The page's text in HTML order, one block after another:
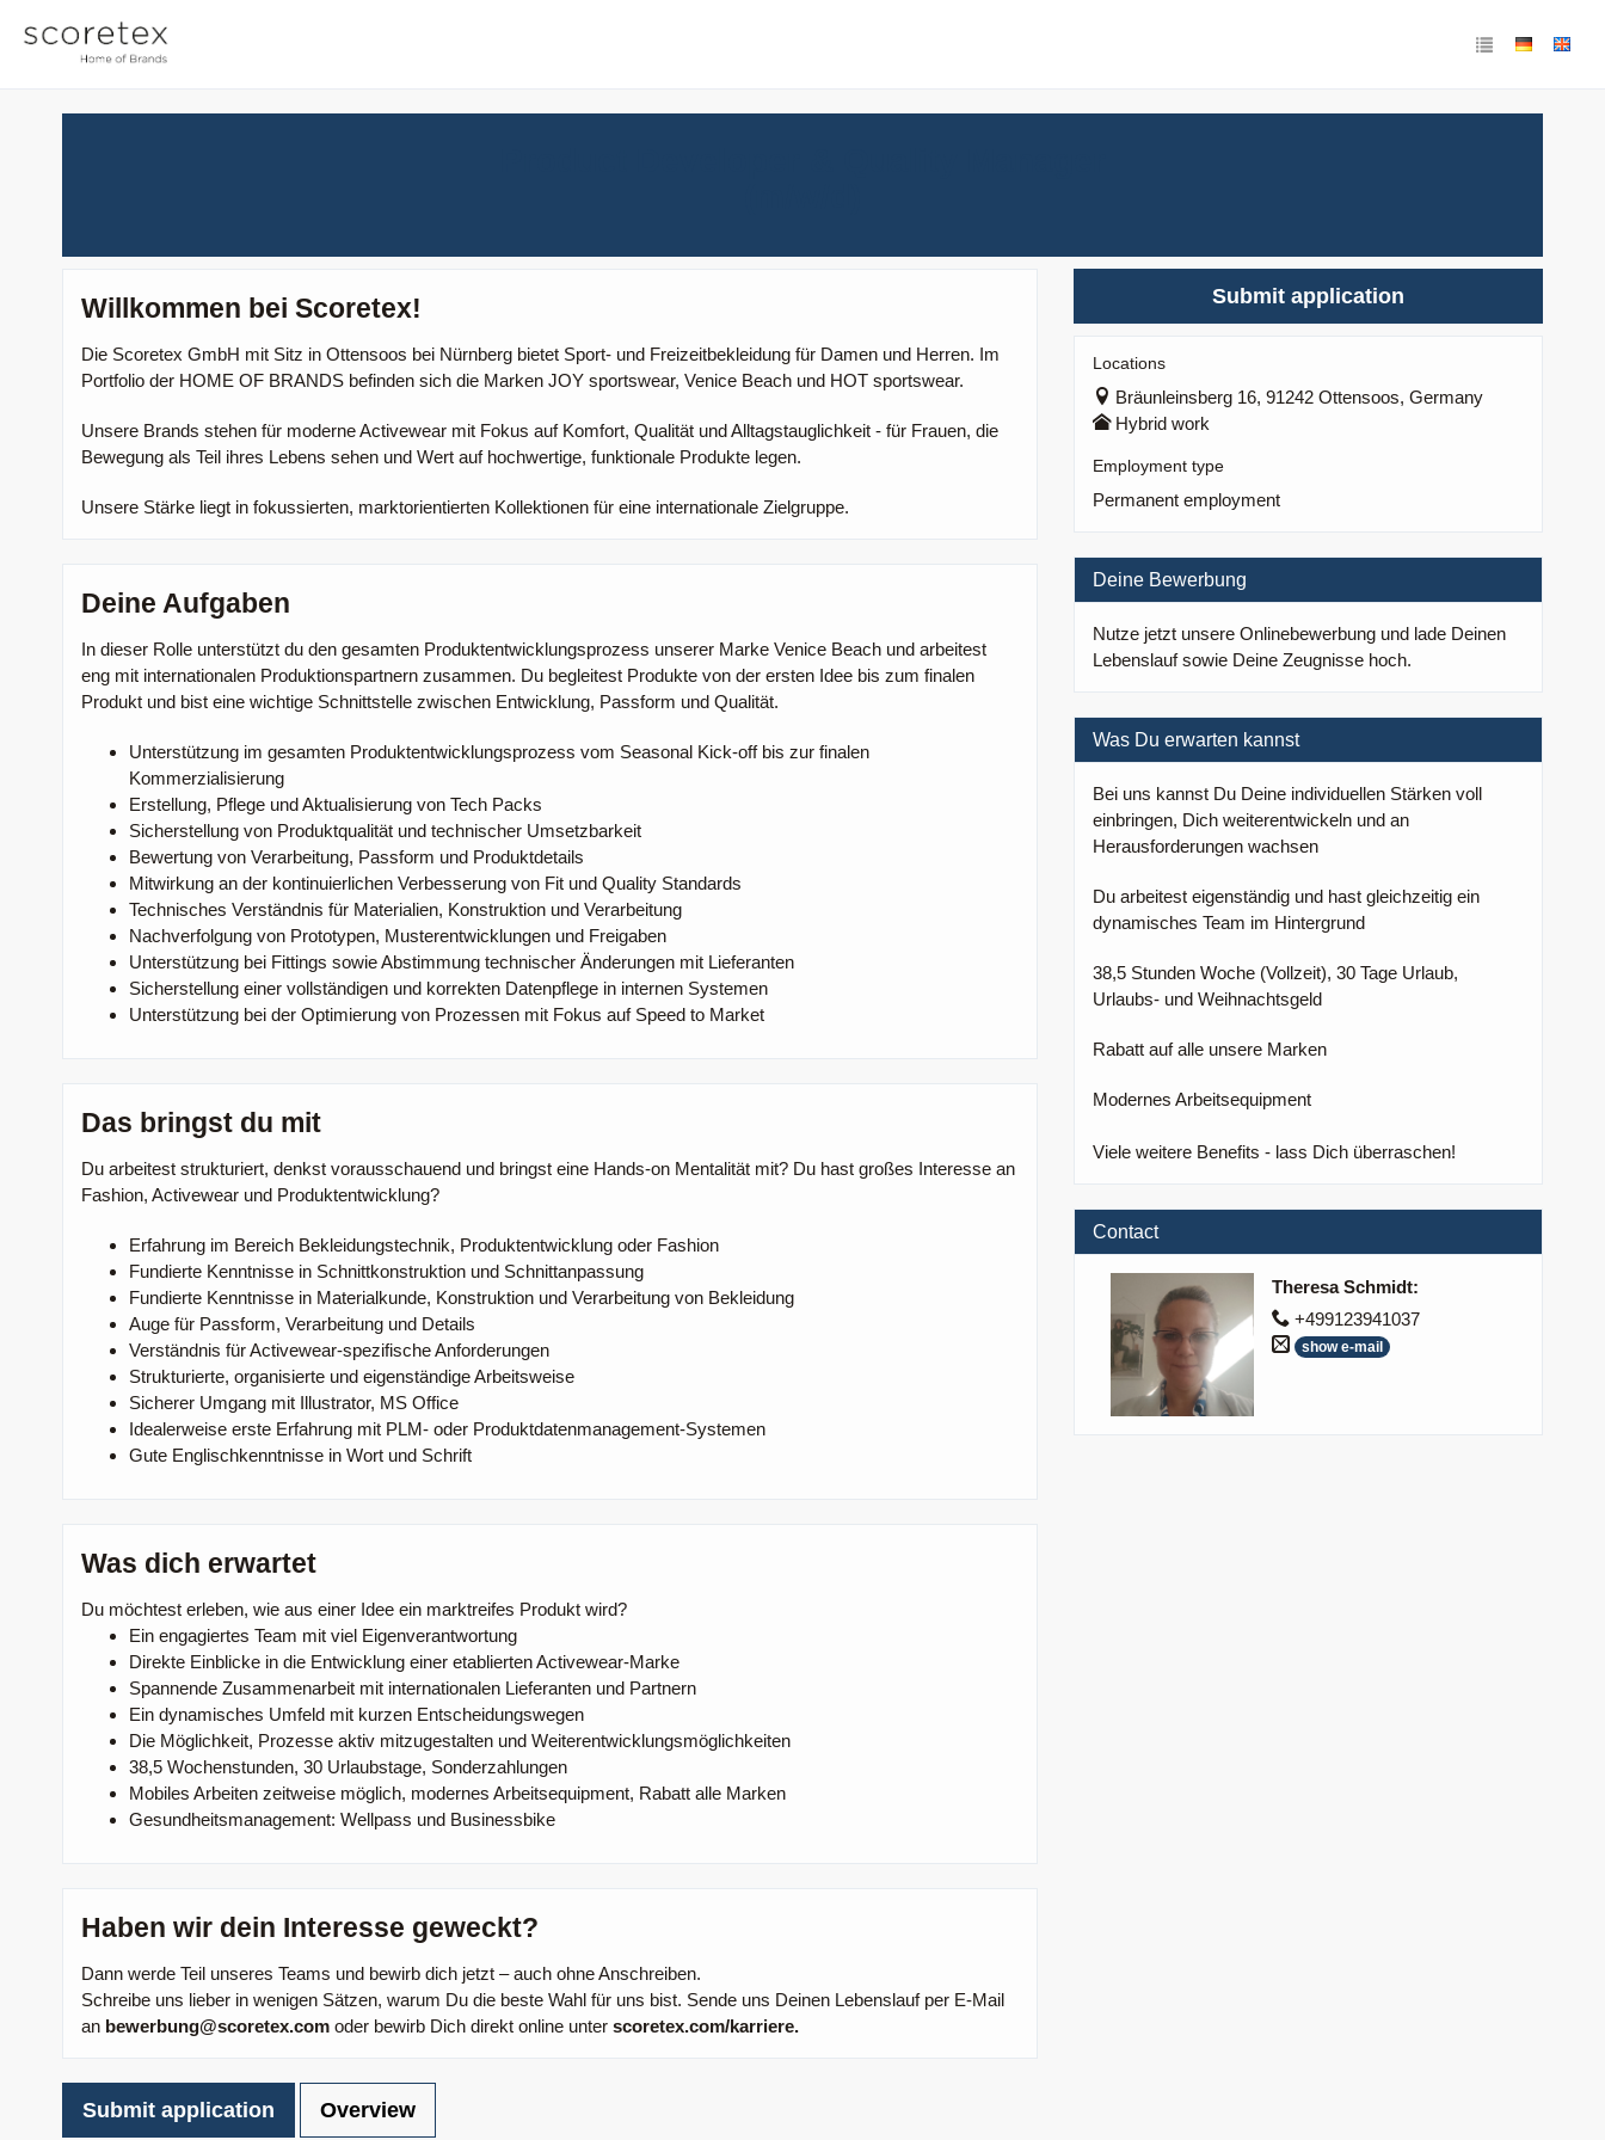
Willkommen bei Scoretex!
Die Scoretex GmbH mit Sitz in Ottensoos bei Nürnberg bietet Sport- und Freizeitbekleidung für Damen und Herren. Im
Portfolio der HOME OF BRANDS befinden sich die Marken JOY sportswear, Venice Beach und HOT sportswear.
Unsere Brands stehen für moderne Activewear mit Fokus auf Komfort, Qualität und Alltagstauglichkeit - für Frauen, die
Bewegung als Teil ihres Lebens sehen und Wert auf hochwertige, funktionale Produkte legen.
Unsere Stärke liegt in fokussierten, marktorientierten Kollektionen für eine internationale Zielgruppe.
Deine Aufgaben
In dieser Rolle unterstützt du den gesamten Produktentwicklungsprozess unserer Marke Venice Beach und arbeitest
eng mit internationalen Produktionspartnern zusammen. Du begleitest Produkte von der ersten Idee bis zum finalen
Produkt und bist eine wichtige Schnittstelle zwischen Entwicklung, Passform und Qualität.
Unterstützung im gesamten Produktentwicklungsprozess vom Seasonal Kick-off bis zur finalen
Kommerzialisierung
Erstellung, Pflege und Aktualisierung von Tech Packs
Sicherstellung von Produktqualität und technischer Umsetzbarkeit
Bewertung von Verarbeitung, Passform und Produktdetails
Mitwirkung an der kontinuierlichen Verbesserung von Fit und Quality Standards
Technisches Verständnis für Materialien, Konstruktion und Verarbeitung
Nachverfolgung von Prototypen, Musterentwicklungen und Freigaben
Unterstützung bei Fittings sowie Abstimmung technischer Änderungen mit Lieferanten
Sicherstellung einer vollständigen und korrekten Datenpflege in internen Systemen
Unterstützung bei der Optimierung von Prozessen mit Fokus auf Speed to Market
Das bringst du mit
Du arbeitest strukturiert, denkst vorausschauend und bringst eine Hands-on Mentalität mit? Du hast großes Interesse an
Fashion, Activewear und Produktentwicklung?
Erfahrung im Bereich Bekleidungstechnik, Produktentwicklung oder Fashion
Fundierte Kenntnisse in Schnittkonstruktion und Schnittanpassung
Fundierte Kenntnisse in Materialkunde, Konstruktion und Verarbeitung von Bekleidung
Auge für Passform, Verarbeitung und Details
Verständnis für Activewear-spezifische Anforderungen
Strukturierte, organisierte und eigenständige Arbeitsweise
Sicherer Umgang mit Illustrator, MS Office
Idealerweise erste Erfahrung mit PLM- oder Produktdatenmanagement-Systemen
Gute Englischkenntnisse in Wort und Schrift
Was dich erwartet
Du möchtest erleben, wie aus einer Idee ein marktreifes Produkt wird?
Ein engagiertes Team mit viel Eigenverantwortung
Direkte Einblicke in die Entwicklung einer etablierten Activewear-Marke
Spannende Zusammenarbeit mit internationalen Lieferanten und Partnern
Ein dynamisches Umfeld mit kurzen Entscheidungswegen
Die Möglichkeit, Prozesse aktiv mitzugestalten und Weiterentwicklungsmöglichkeiten
38,5 Wochenstunden, 30 Urlaubstage, Sonderzahlungen
Mobiles Arbeiten zeitweise möglich, modernes Arbeitsequipment, Rabatt alle Marken
Gesundheitsmanagement: Wellpass und Businessbike
Haben wir dein Interesse geweckt?
Dann werde Teil unseres Teams und bewirb dich jetzt – auch ohne Anschreiben.
Schreibe uns lieber in wenigen Sätzen, warum Du die beste Wahl für uns bist. Sende uns Deinen Lebenslauf per E-Mail
an bewerbung@scoretex.com oder bewirb Dich direkt online unter scoretex.com/karriere.
Submit application Overview
Submit application
Locations
Bräunleinsberg 16, 91242 Ottensoos, Germany
Hybrid work
Employment type
Permanent employment
Deine Bewerbung
Nutze jetzt unsere Onlinebewerbung und lade Deinen
Lebenslauf sowie Deine Zeugnisse hoch.
Was Du erwarten kannst
Bei uns kannst Du Deine individuellen Stärken voll
einbringen, Dich weiterentwickeln und an
Herausforderungen wachsen
Du arbeitest eigenständig und hast gleichzeitig ein
dynamisches Team im Hintergrund
38,5 Stunden Woche (Vollzeit), 30 Tage Urlaub,
Urlaubs- und Weihnachtsgeld
Rabatt auf alle unsere Marken
Modernes Arbeitsequipment
Viele weitere Benefits - lass Dich überraschen!
Contact
Theresa Schmidt:
+499123941037
show e-mail